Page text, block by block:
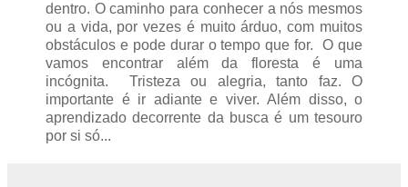
dentro. O caminho para conhecer a nós mesmos
ou a vida, por vezes é muito árduo, com muitos
obstáculos e pode durar o tempo que for. O que
vamos encontrar além da floresta é uma
incógnita. Tristeza ou alegria, tanto faz. O
importante é ir adiante e viver. Além disso, o
aprendizado decorrente da busca é um tesouro
por si só...